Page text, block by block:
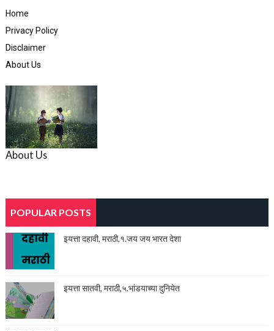
Home
Privacy Policy
Disclaimer
About Us
About Us
POPULAR POSTS
इयत्ता दहावी, मराठी,१.जय जय भारत देशा
इयत्ता सातवी, मराठी,५.भांडयाच्या दुनियेत